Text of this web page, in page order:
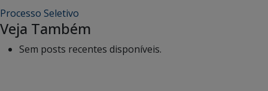
Processo Seletivo
Veja Também
Sem posts recentes disponíveis.